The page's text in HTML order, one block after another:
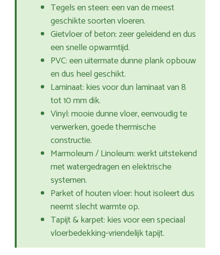
Tegels en steen: een van de meest
geschikte soorten vloeren.
Gietvloer of beton: zeer geleidend en dus
een snelle opwarmtijd.
PVC: een uitermate dunne plank opbouw
en dus heel geschikt.
Laminaat: kies voor dun laminaat van 8
tot 10 mm dik.
Vinyl: mooie dunne vloer, eenvoudig te
verwerken, goede thermische
constructie.
Marmoleum / Linoleum: werkt uitstekend
met watergedragen en elektrische
systemen.
Parket of houten vloer: hout isoleert dus
neemt slecht warmte op.
Tapijt & karpet: kies voor een speciaal
vloerbedekking-vriendelijk tapijt.